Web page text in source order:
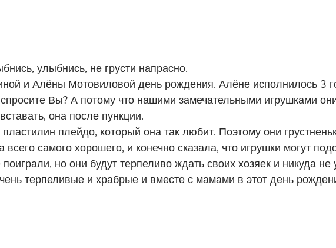
улыбнись, не грусти напрасно.
и Алёны Мотовиловой день рождения. Алёне исполнилось 3
Вы? А потому что нашими замечательными игрушками они
она после пункции.
плейдо, который она так любит. Поэтому они
самого хорошего, и конечно сказала, что игрушки могут
но они будут терпеливо ждать своих хозяек и никуда не
терпеливые и храбрые и вместе с мамами в этот день